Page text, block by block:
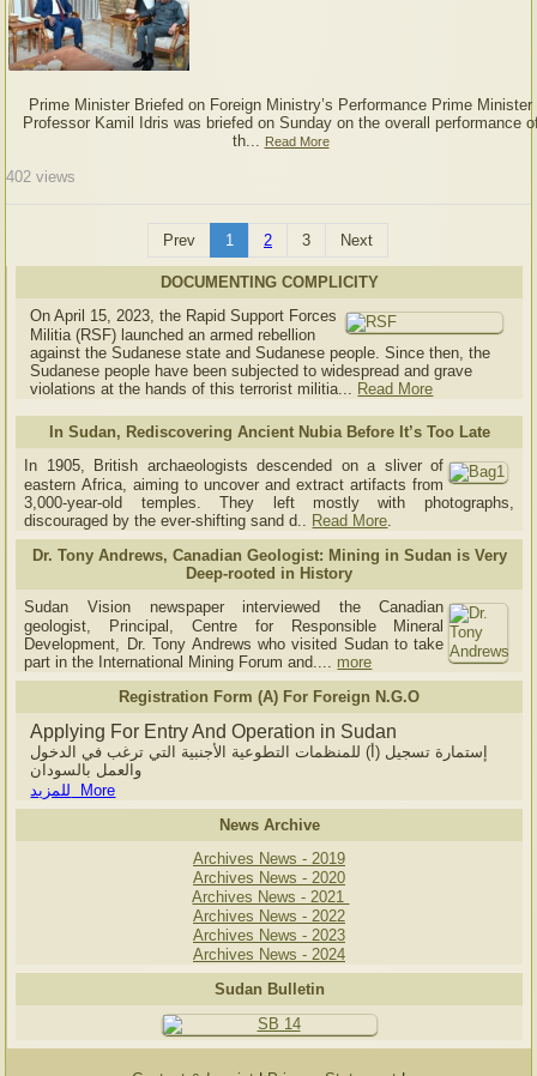
Prime Minister Briefed on Foreign Ministry’s Performance Prime Minister
Professor Kamil Idris was briefed on Sunday on the overall performance
th... Read More
402 views
Prev 1 2 3 Next
DOCUMENTING COMPLICITY
On April 15, 2023, the Rapid Support Forces
Militia (RSF) launched an armed rebellion
against the Sudanese state and Sudanese people. Since then, the
Sudanese people have been subjected to widespread and grave
violations at the hands of this terrorist militia... Read More
In Sudan, Rediscovering Ancient Nubia Before It’s Too Late
In 1905, British archaeologists descended on a sliver of
eastern Africa, aiming to uncover and extract artifacts from
3,000-year-old temples. They left mostly with photographs,
discouraged by the ever-shifting sand d.. Read More.
Dr. Tony Andrews, Canadian Geologist: Mining in Sudan is Very
Deep-rooted in History
Sudan Vision newspaper interviewed the Canadian
geologist, Principal, Centre for Responsible Mineral
Development, Dr. Tony Andrews who visited Sudan to take
part in the International Mining Forum and.... more
Registration Form (A) For Foreign N.G.O
Applying For Entry And Operation in Sudan
إستمارة تسجيل (أ) للمنظمات التطوعية الأجنبية التي ترغب في الدخول
والعمل بالسودان
للمزيد More
News Archive
Archives News - 2019
Archives News - 2020
Archives News - 2021
Archives News - 2022
Archives News - 2023
Archives News - 2024
Sudan Bulletin